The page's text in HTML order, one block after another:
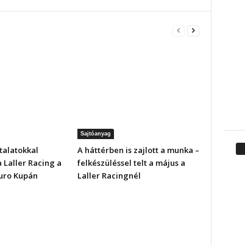
Racing a
Kupán
Sajtóanyag
A háttérben is zajlott a munka –
felkészüléssel telt a május a
Laller Racingnél